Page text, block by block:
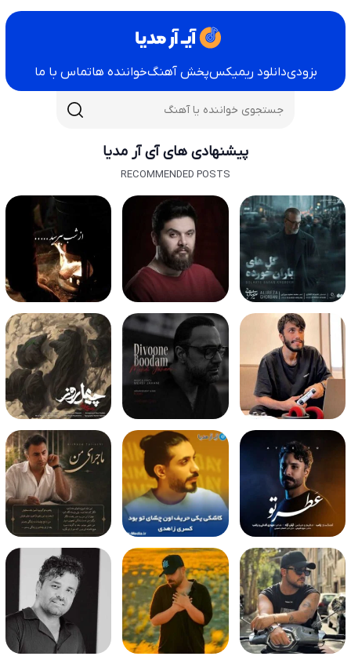
بزودیدانلود ریمیکسپخش آهنگخواننده هاتماس با ما
پیشنهادی های آی آر مدیا
RECOMMENDED POSTS